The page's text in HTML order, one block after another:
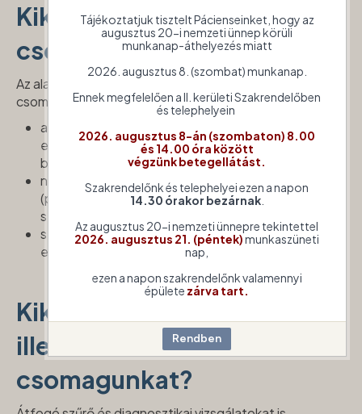
Kiknek ajánljuk az Alap
csomagunkat?
Az alapvető szűréseket és állapotfelmérést tartalmazó
csomagunkat azok számára alakítottuk ki, akik
a legfontosabb egészségügyi paraméterek
ellenőrzésével szeretnék megelőzni a
betegségeket.
nem rendelkeznek magas kockázatú tényezőkkel
(pl. magas vérnyomás, cukorbetegség), de fontos
számukra az egészségük megőrzése.
szeretnék a jövőben is elkerülni a komolyabb
egészségügyi problémákat
Kiknek ajánljuk a Komplex-
illetve Menedzser
csomagunkat?
Tájékoztatjuk tisztelt Pácienseinket, hogy az
augusztus 20-i nemzeti ünnep körüli
munkanap-áthelyezés miatt
2026. augusztus 8. (szombat) munkanap.
Ennek megfelelően a II. kerületi Szakrendelőben
és telephelyein
2026. augusztus 8-án (szombaton) 8.00
és 14.00 óra között
végzünk betegellátást.
Szakrendelőnk és telephelyei ezen a napon
14.30 órakor bezárnak.
Az augusztus 20-i nemzeti ünnepre tekintettel
2026. augusztus 21. (péntek)munkaszüneti
nap,
ezen a napon szakrendelőnk valamennyi
épülete zárva tart.